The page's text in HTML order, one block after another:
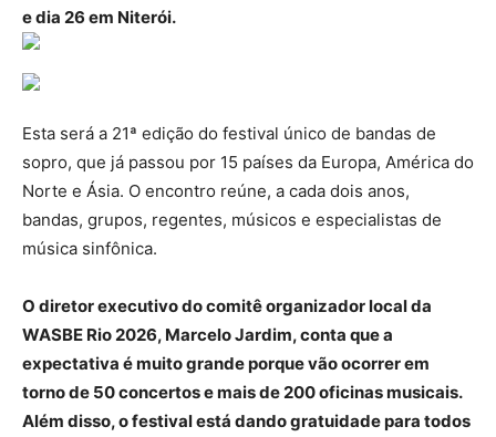
e dia 26 em Niterói.
Esta será a 21ª edição do festival único de bandas de
sopro, que já passou por 15 países da Europa, América do
Norte e Ásia. O encontro reúne, a cada dois anos,
bandas, grupos, regentes, músicos e especialistas de
música sinfônica.
O diretor executivo do comitê organizador local da
WASBE Rio 2026, Marcelo Jardim, conta que a
expectativa é muito grande porque vão ocorrer em
torno de 50 concertos e mais de 200 oficinas musicais.
Além disso, o festival está dando gratuidade para todos